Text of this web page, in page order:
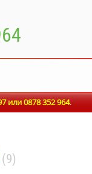
или0878 352 964.
(9)